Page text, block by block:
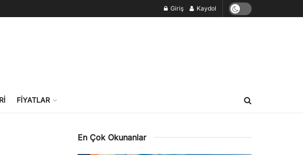
Giriş Kaydol
FIYATLAR
En Çok Okunanlar